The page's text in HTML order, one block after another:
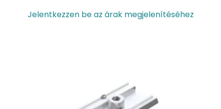
Jelentkezzen be az árak megjelenítéséhez